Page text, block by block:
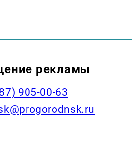
рекламы
905-00-63